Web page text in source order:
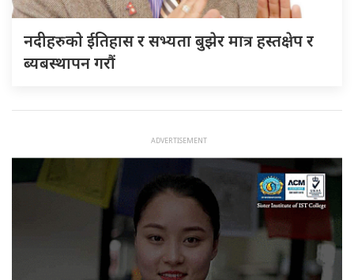
नदीहरुकाे ईतिहास र सभ्यता बुझेर मात्र हस्तक्षेप र
ब्यबस्थापन गराैं